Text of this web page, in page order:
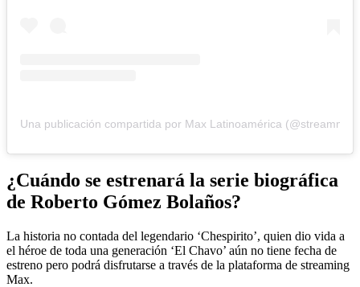
Una publicación compartida por Max Latinoamérica
¿Cuándo se estrenará la serie biográfica
de Roberto Gómez Bolaños?
La historia no contada del legendario ‘Chespirito’, quien dio vida a
el héroe de toda una generación ‘El Chavo’ aún no tiene fecha de
estreno pero podrá disfrutarse a través de la plataforma de streaming
Max.